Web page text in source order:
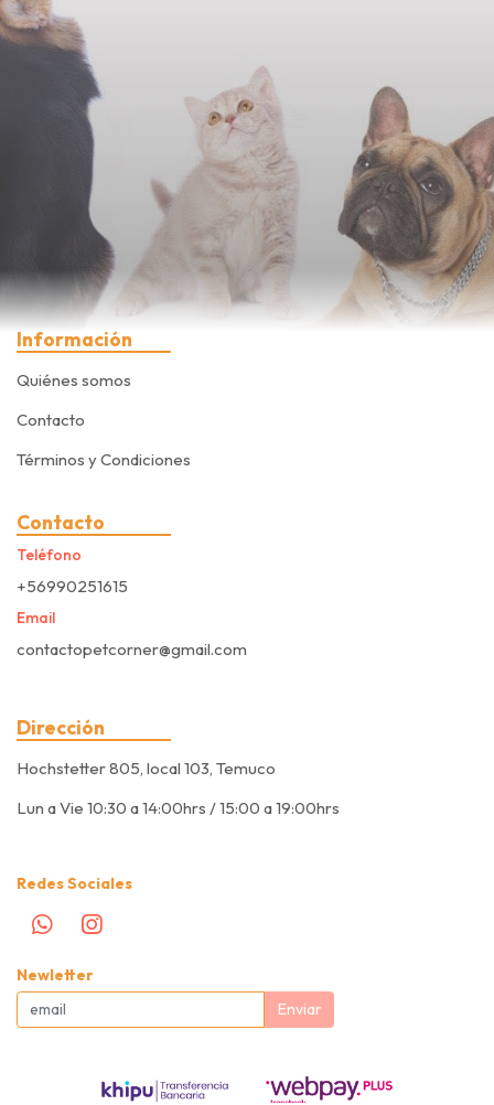
Información
Quiénes somos
Contacto
Términos y Condiciones
Contacto
Teléfono
+56990251615
Email
contactopetcorner@gmail.com
Dirección
Hochstetter 805, local 103, Temuco
Lun a Vie 10:30 a 14:00hrs / 15:00 a 19:00hrs
Redes Sociales
Newletter
Enviar